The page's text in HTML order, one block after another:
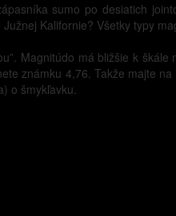
sumo po desiatich
Kalifornie? Všetky typy
Magnitúdo má bližšie k
známku 4,76. Takže majte
o šmykľavku.